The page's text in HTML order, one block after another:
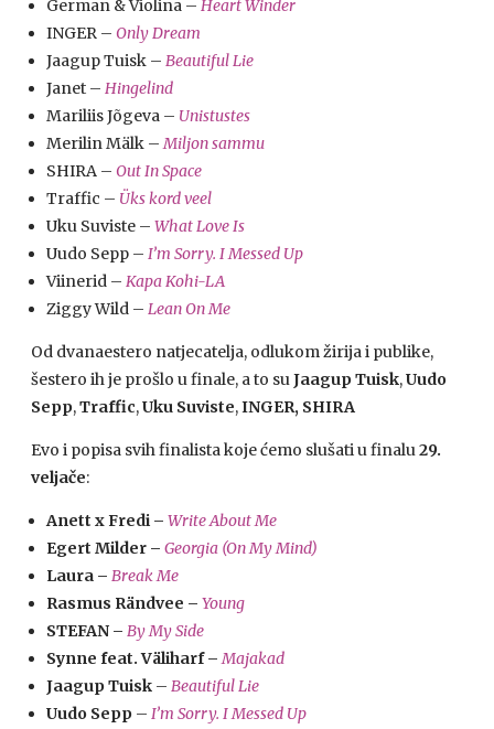
German & Violina – Heart Winder
INGER – Only Dream
Jaagup Tuisk – Beautiful Lie
Janet – Hingelind
Mariliis Jõgeva – Unistustes
Merilin Mälk –Miljon sammu
SHIRA – Out In Space
Traffic – Üks kord veel
Uku Suviste – What Love Is
Uudo Sepp – I’m Sorry. I Messed Up
Viinerid – Kapa Kohi-LA
Ziggy Wild – Lean On Me
Od dvanaestero natjecatelja, odlukom žirija i publike,
šestero ih je prošlo u finale, a to suJaagup Tuisk,Uudo
Sepp,Traffic,Uku Suviste,INGER, SHIRA
Evo i popisa svih finalista koje ćemo slušati u finalu29.
veljače:
Anett x Fredi – Write About Me
Egert Milder – Georgia (On My Mind)
Laura – Break Me
Rasmus Rändvee – Young
STEFAN – By My Side
Synne feat. Väliharf –Majakad
Jaagup Tuisk – Beautiful Lie
Uudo Sepp – I’m Sorry. I Messed Up